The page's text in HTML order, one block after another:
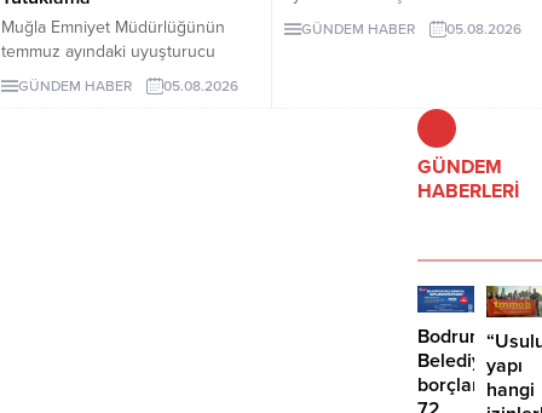
Muğla Emniyet Müdürlüğünün
temmuz ayındaki uyuşturucu
operasyonlarında 243 şüpheli
gözaltına alındı, 29 kişi tutuklandı.
GÜNDEM HABER 05.08.2026
uygulanması Milli Güvenlik
Kurulu’nun PKK/KCK ile bağlantılı
tespit etmesi şartına bağlanıyor.
GÜNDEM HABER 05.08.2026
GÜNDEM
HABERLERİ
Bodrum
borçlara
yapı
hangi